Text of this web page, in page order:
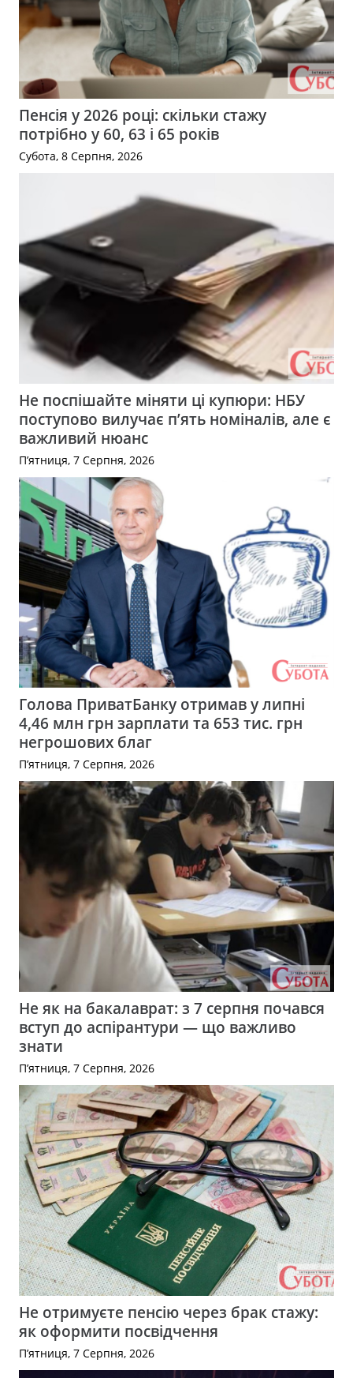
Пенсія у 2026 році: скільки стажу
потрібно у 60, 63 і 65 років
Субота, 8 Серпня, 2026
Не поспішайте міняти ці купюри: НБУ
поступово вилучає п’ять номіналів, але є
важливий нюанс
П’ятниця, 7 Серпня, 2026
Голова ПриватБанку отримав у липні
4,46 млн грн зарплати та 653 тис. грн
негрошових благ
П’ятниця, 7 Серпня, 2026
Не як на бакалаврат: з 7 серпня почався
вступ до аспірантури — що важливо
знати
П’ятниця, 7 Серпня, 2026
Не отримуєте пенсію через брак стажу:
як оформити посвідчення
П’ятниця, 7 Серпня, 2026